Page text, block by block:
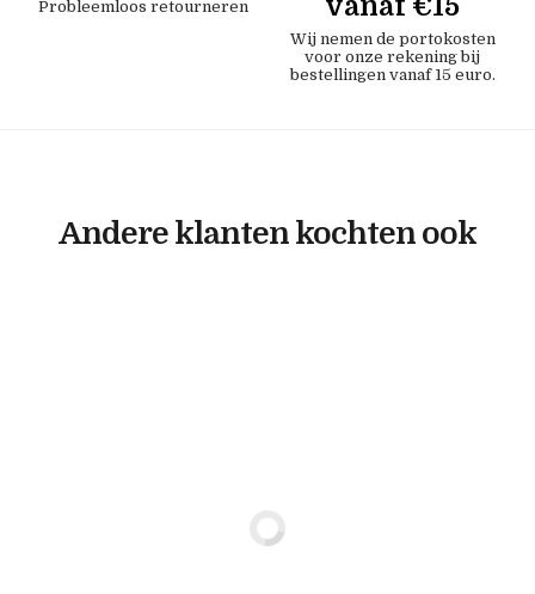
Probleemloos retourneren
Wij nemen de portokosten
voor onze rekening bij
bestellingen vanaf 15 euro.
Andere klanten kochten ook